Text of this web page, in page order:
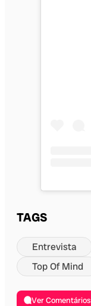
TAGS
Entrevista
Top Of Mind
Ver Comentários